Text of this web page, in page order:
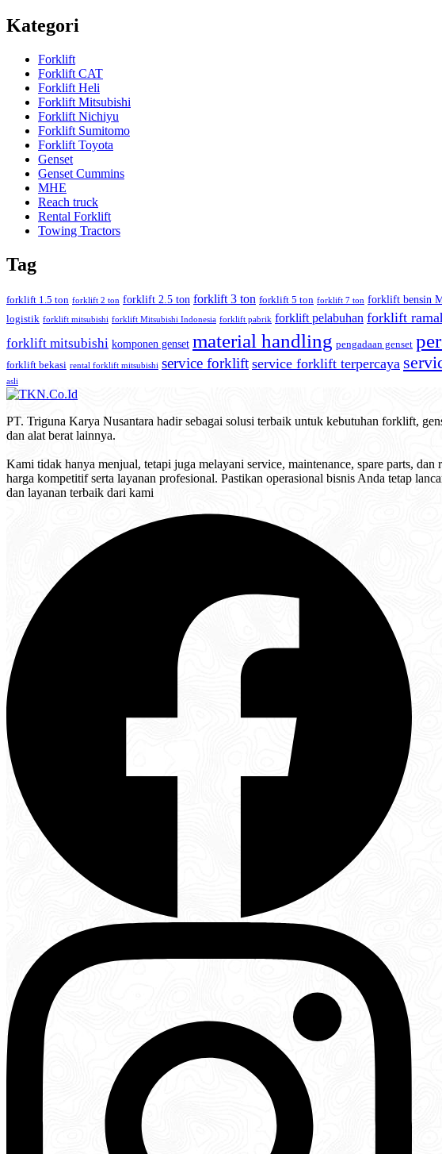
Kategori
Forklift
Forklift CAT
Forklift Heli
Forklift Mitsubishi
Forklift Nichiyu
Forklift Sumitomo
Forklift Toyota
Genset
Genset Cummins
MHE
Reach truck
Rental Forklift
Towing Tractors
Tag
forklift 1.5 ton forklift 2 ton forklift 2.5 ton forklift 3 ton forklift 5 ton forklift 7 ton forklift bensin
logistik forklift mitsubishi forklift Mitsubishi Indonesia forklift pabrik forklift pelabuhan forklift
forklift mitsubishi komponen genset material handling pengadaan genset
forklift bekasi rental forklift mitsubishi service forklift service forklift terpercaya
asli
PT. Triguna Karya Nusantara hadir sebagai solusi terbaik untuk kebutuhan forklift,
dan alat berat lainnya.
Kami tidak hanya menjual, tetapi juga melayani service, maintenance, spare parts, dan
harga kompetitif serta layanan profesional. Pastikan operasional bisnis Anda tetap
dan layanan terbaik dari kami